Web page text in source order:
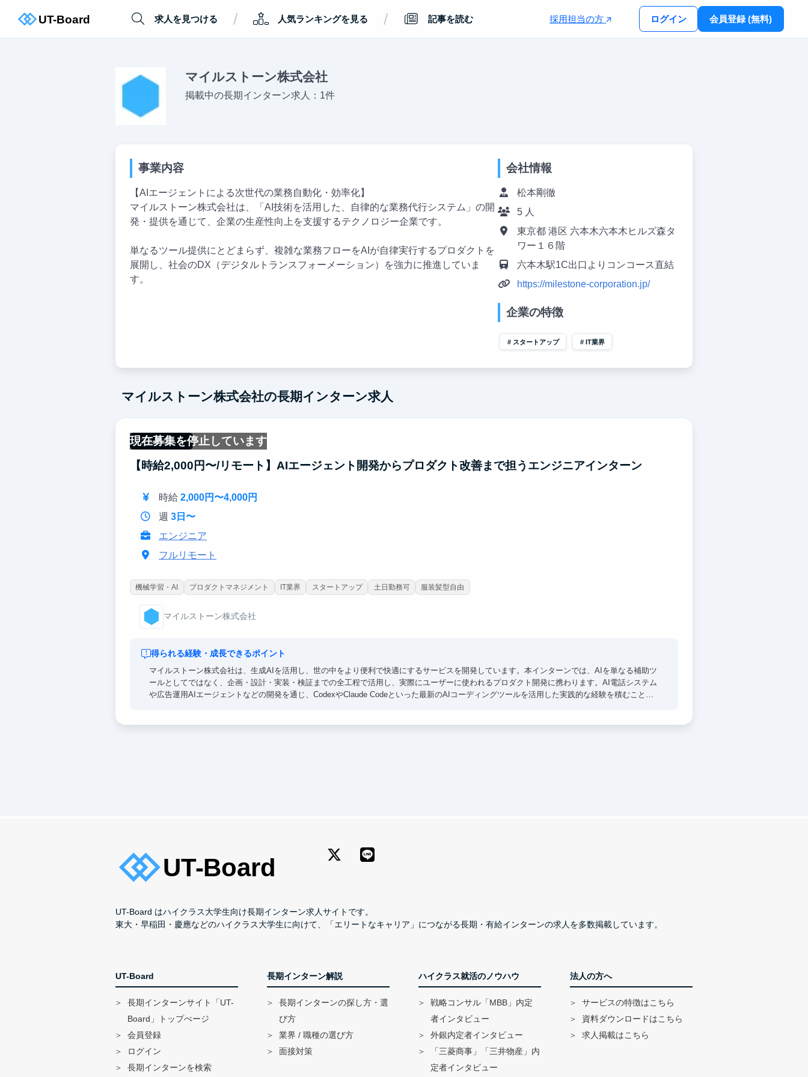
求人を見つける / 人気ランキングを見る / 記事を読む 採用担当の方 ログイン 会員登録 (無料)
マイルストーン株式会社
掲載中の長期インターン求人：1件
事業内容
【AIエージェントによる次世代の業務自動化・効率化】
マイルストーン株式会社は、「AI技術を活用した、自律的な業務代行システム」の開
発・提供を通じて、企業の生産性向上を支援するテクノロジー企業です。
単なるツール提供にとどまらず、複雑な業務フローをAIが自律実行するプロダクトを
展開し、社会のDX（デジタルトランスフォーメーション）を強力に推進していま
す。
会社情報
松本剛徹
5 人
東京都 港区 六本木六本木ヒルズ森タ
ワー１６階
六本木駅1C出口よりコンコース直結
https://milestone-corporation.jp/
企業の特徴
スタートアップ IT業界
マイルストーン株式会社の長期インターン求人
現在募集を停止しています
フルリモート
【時給2,000円〜/リモート】AIエージェント開発からプロダクト改善まで担うエンジニアインターン
時給 2,000円〜4,000円
週 3日〜
エンジニア
フルリモート
機械学習・AI プロダクトマネジメント IT業界 スタートアップ 土日勤務可 服装髪型自由
マイルストーン株式会社
得られる経験・成長できるポイント
マイルストーン株式会社は、生成AIを活用し、世の中をより便利で快適にするサービスを開発しています。本インターンでは、AIを単なる補助ツ
ールとしてではなく、企画・設計・実装・検証までの全工程で活用し、実際にユーザーに使われるプロダクト開発に携わります。AI電話システム
や広告運用AIエージェントなどの開発を通じ、CodexやClaude Codeといった最新のAIコーディングツールを活用した実践的な経験を積むことが
UT-Board はハイクラス大学生向け長期インターン求人サイトです。
東大・早稲田・慶應などのハイクラス大学生に向けて、「エリートなキャリア」につながる長期・有給インターンの求人を多数掲載しています。
UT-Board
長期インターンサイト「UT-
Board」トップぺージ
会員登録
ログイン
長期インターンを検索
長期インターン解説
長期インターンの探し方・選
び方
業界 / 職種の選び方
面接対策
ハイクラス就活のノウハウ
戦略コンサル「MBB」内定
者インタビュー
外銀内定者インタビュー
「三菱商事」「三井物産」内
定者インタビュー
法人の方へ
サービスの特徴はこちら
資料ダウンロードはこちら
求人掲載はこちら